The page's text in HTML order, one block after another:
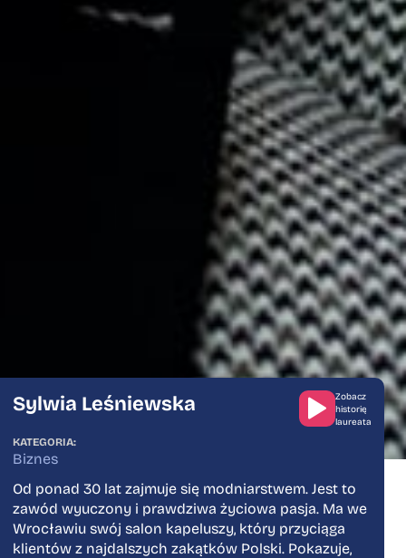
Zobacz
historię
laureata
Sylwia
Sylwia Leśniewska
KATEGORIA:
Biznes
Od ponad 30 lat zajmuje się modniarstwem. Jest to
zawód wyuczony i prawdziwa życiowa pasja. Ma we
Wrocławiu swój salon kapeluszy, który przyciąga
klientów z najdalszych zakątków Polski. Pokazuje,